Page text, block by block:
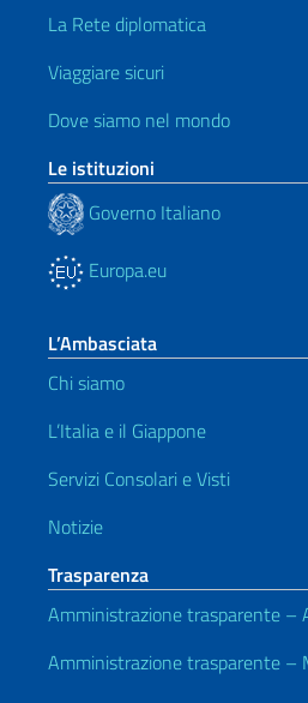
La Rete diplomatica
Viaggiare sicuri
Dove siamo nel mondo
Le istituzioni
Governo Italiano
Europa.eu
L’Ambasciata
Chi siamo
L’Italia e il Giappone
Servizi Consolari e Visti
Notizie
Trasparenza
Amministrazione trasparente –
Amministrazione trasparente –